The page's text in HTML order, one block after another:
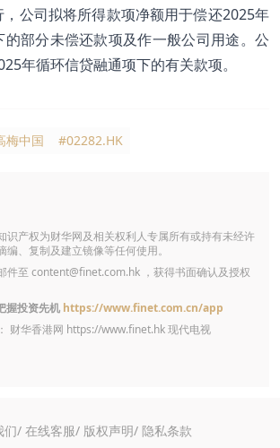
公司拟将所得款项净额用于偿还2025年
部分未偿还款项及作一般公司用途。公
年循环信贷融通项下的有关款项。
梅中国 #02282.HK
识产权为财华网及相关权利人专属所有或持有未经许
、复制及建立镜像等任何使用。
件至 content@finet.com.hk ，获得书面确认及授权
握投资先机 https://www.finet.com.cn/app
财华香港网 https://www.finet.hk现代电视
们/ 在线客服/ 版权声明/ 隐私条款